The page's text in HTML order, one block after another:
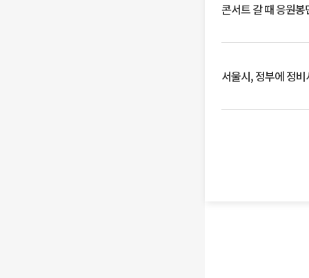
콘서트 갈 때 응원
서울시, 정부에 정